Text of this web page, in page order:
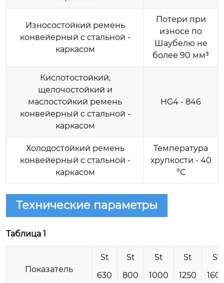
Износостойкий ремень
конвейерный с стальной -
каркасом
Потери при
износе по
Шаубелю не
более 90 мм³
Кислотостойкий,
щелочостойкий и
маслостойкий ремень
конвейерный с стальной -
каркасом
HG4 - 846
Холодостойкий ремень
конвейерный с стальной -
каркасом
Температура
хрупкости - 40
°С
Технические параметры
Таблица 1
Показатель
St
630
St
800
St
1000
St
1250
St